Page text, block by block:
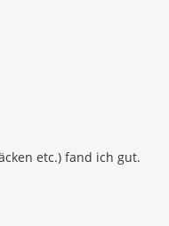
etc.) fand ich gut.